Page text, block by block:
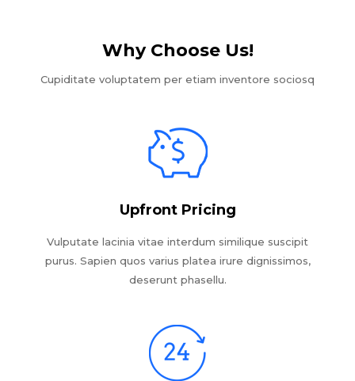
Why Choose Us!​
Cupiditate voluptatem per etiam inventore sociosq
Upfront Pricing
Vulputate lacinia vitae interdum similique suscipit
purus. Sapien quos varius platea irure dignissimos,
deserunt phasellu.